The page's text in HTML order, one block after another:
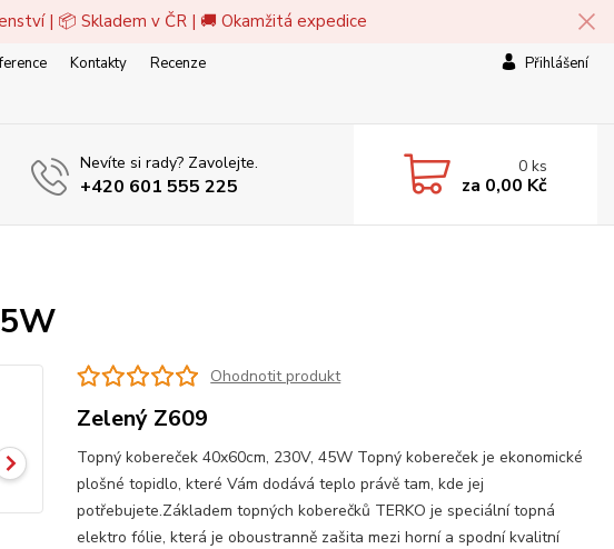
| 📦 Skladem v ČR | 🚚 Okamžitá expedice
Kontakty
Recenze
Přihlášení
Nevíte si rady? Zavolejte.
+420 601 555 225
0 ks
za 0,00 Kč
Ohodnotit produkt
Zelený Z609
Topný kobereček 40x60cm, 230V, 45W Topný kobereček je ekonomické
plošné topidlo, které Vám dodává teplo právě tam, kde jej
potřebujete.Základem topných koberečků TERKO je speciální topná
elektro fólie, která je oboustranně zašita mezi horní a spodní kvalitní